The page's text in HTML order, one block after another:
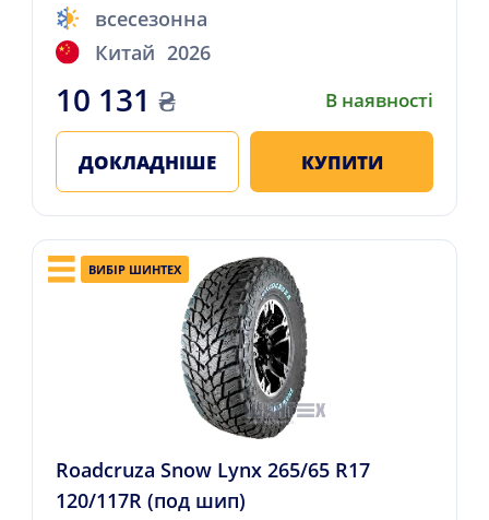
всесезонна
Китай 2026
10 131 ₴ В наявності
ДОКЛАДНІШЕ КУПИТИ
ВИБІР ШИНТЕХ
Roadcruza Snow Lynx 265/65 R17
120/117R (под шип)